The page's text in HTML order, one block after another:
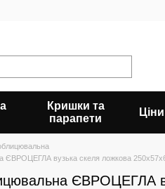
Кришки та
парапети
Ціни
ЄВРОЦЕГЛА вузька скеля ложкова
ЄВРОЦЕГЛА